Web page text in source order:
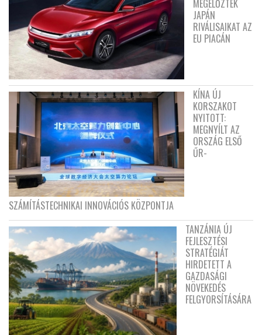
MEGELŐZTÉK
JAPÁN
RIVÁLISAIKAT AZ
EU PIACÁN
KÍNA ÚJ
KORSZAKOT
NYITOTT:
MEGNYÍLT AZ
ORSZÁG ELSŐ
ŰR-
SZÁMÍTÁSTECHNIKAI INNOVÁCIÓS KÖZPONTJA
TANZÁNIA ÚJ
FEJLESZTÉSI
STRATÉGIÁT
HIRDETETT A
GAZDASÁGI
NÖVEKEDÉS
FELGYORSÍTÁSÁRA